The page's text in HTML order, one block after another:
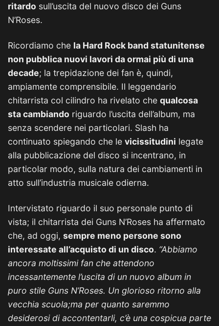
ritardo sull’uscita del nuovo disco dei Guns
N’Roses.
Ricordiamo che la Hard Rock band statunitense
non pubblica nuovi lavori da ormai più di una
decade; la trepidazione dei fan è, quindi,
ampiamente comprensibile. Il leggendario
chitarrista col cilindro ha rivelato che qualcosa
sta cambiando riguardo l’uscita dell’album, ma
senza scendere nei particolari. Slash ha
continuato spiegando che le vicissitudini legate
alla pubblicazione del disco si incentrano, in
particolar modo, sulla natura dei cambiamenti in
atto sull’industria musicale odierna.
Intervistato riguardo il suo personale punto di
vista; il chitarrista dei Guns N’Roses ha affermato
che, ad oggi, sempre meno persone sono
interessate all’acquisto di un disco. “Abbiamo
ancora moltissimi fan che attendono
incessantemente l’uscita di un nuovo album in
puro stile Guns N’Roses. Un glorioso ritorno alla
vecchia scuola;ma per quanto saremmo
desiderosi di accontentarli, c’è una cospicua parte